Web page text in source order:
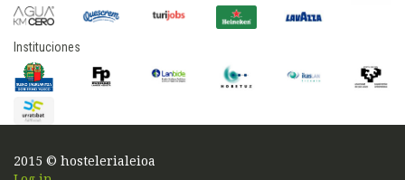
Instituciones
2015 © hostelerialeioa